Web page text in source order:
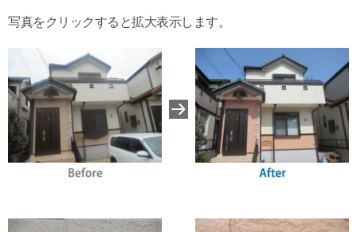
写真をクリックすると拡大表示します。